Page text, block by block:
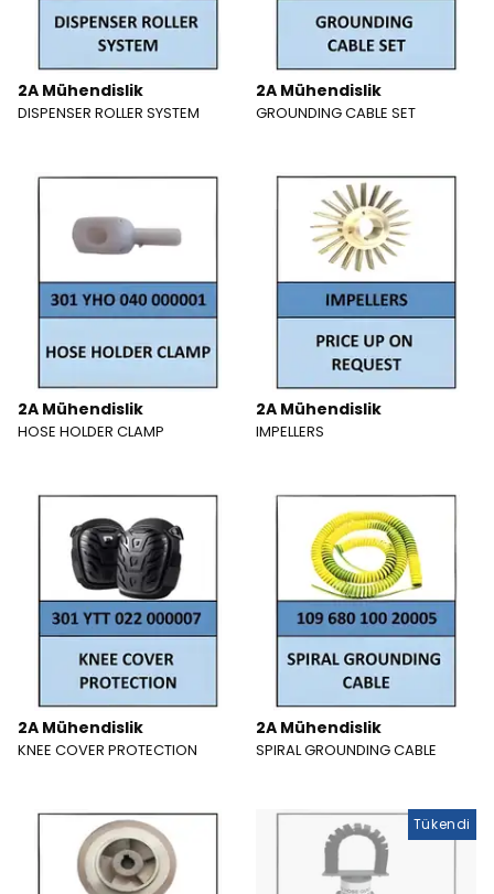
2A Mühendislik
DISPENSER ROLLER SYSTEM
2A Mühendislik
GROUNDING CABLE SET
2A Mühendislik
HOSE HOLDER CLAMP
2A Mühendislik
IMPELLERS
2A Mühendislik
KNEE COVER PROTECTION
2A Mühendislik
SPIRAL GROUNDING CABLE
Tükendi